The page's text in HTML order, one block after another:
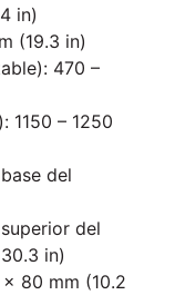
in)
(19.3 in)
470 –
1150 – 1250
del
del
in)
80 mm (10.2